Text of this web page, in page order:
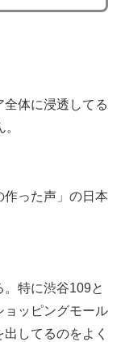
体に浸透してる
作った声」の日本
特に渋谷109と
ョッピングモール
してるのをよく